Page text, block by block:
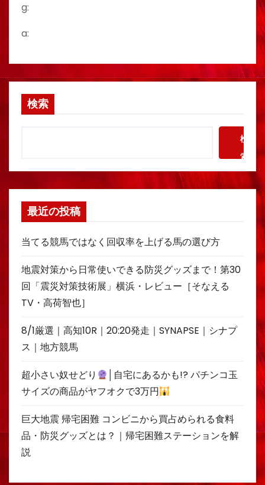
g:
a:
検索
検
索
最近の投稿
当てる競馬ではなく回収率を上げる馬の選び方
地震対策から日常使いできる防災グッズまで！第30
回「震災対策技術展」横浜・レビュー［そなえる
TV・高荷智也］
8/1厳選｜高知10R｜20:20発走｜SYNAPSE｜シナプ
ス｜地方競馬
超小さい奴せどり
│自宅にあるかも!? パチンコ玉
サイズの商品がヤフオクで3万円
巨大地震 帰宅困難 コンビニから買占められる食料
品・防災グッズとは？｜帰宅困難ステーションを解
説